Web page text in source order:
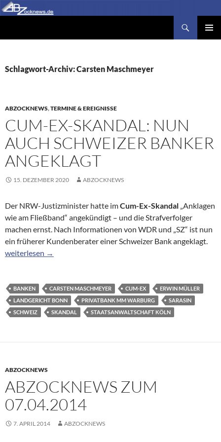
Zum
Inhalt
Schlagwort-Archiv: Carsten Maschmeyer
ABZOCKNEWS,TERMINE & EREIGNISSE
CUM-EX-SKANDAL: NUN
AUCH SCHWEIZER BANKER
ANGEKLAGT
15. DEZEMBER 2020 ABZOCKNEWS
Der NRW-Justizminister hatte imCum-Ex-Skandal „Anklagen
wie am Fließband“ angekündigt – und die Strafverfolger
machen ernst. Nach Informationen von WDR und „SZ“ ist nun
ein früherer Kundenberater einer Schweizer Bank angeklagt.
Cum-Ex-Skandal: Nun auch Schweizer Banker angeklagt
weiterlesen →
BANKEN CARSTEN MASCHMEYER CUM-EX
ERWIN MÜLLER
LANDGERICHT BONN
PRIVATBANK MM WARBURG
SARASIN
SCHWEIZ
SKANDAL STAATSANWALTSCHAFT KÖLN
ABZOCKNEWS
ABZOCKNEWS ZUM
07.04.2014
7. APRIL 2014 ABZOCKNEWS